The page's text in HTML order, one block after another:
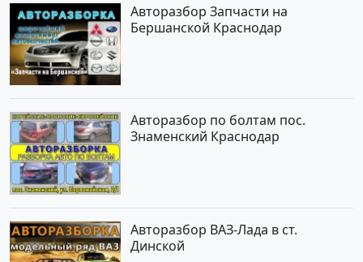
Авторазбор Запчасти на
Бершанской Краснодар
Авторазбор по болтам пос.
Знаменский Краснодар
Авторазбор ВАЗ-Лада в ст.
Динской